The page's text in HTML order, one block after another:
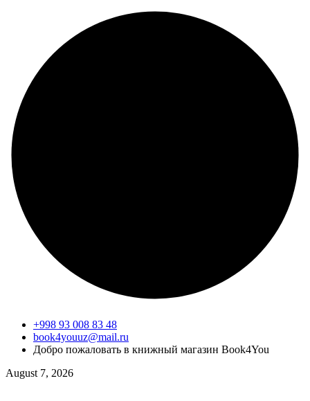
+998 93 008 83 48
book4youuz@mail.ru
Добро пожаловать в книжный магазин Book4You
August 7, 2026